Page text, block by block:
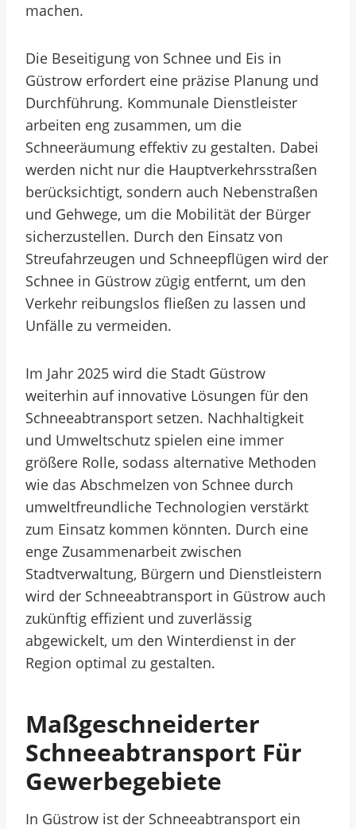
machen.
Die Beseitigung von Schnee und Eis in
Güstrow erfordert eine präzise Planung und
Durchführung. Kommunale Dienstleister
arbeiten eng zusammen, um die
Schneeräumung effektiv zu gestalten. Dabei
werden nicht nur die Hauptverkehrsstraßen
berücksichtigt, sondern auch Nebenstraßen
und Gehwege, um die Mobilität der Bürger
sicherzustellen. Durch den Einsatz von
Streufahrzeugen und Schneepflügen wird der
Schnee in Güstrow zügig entfernt, um den
Verkehr reibungslos fließen zu lassen und
Unfälle zu vermeiden.
Im Jahr 2025 wird die Stadt Güstrow
weiterhin auf innovative Lösungen für den
Schneeabtransport setzen. Nachhaltigkeit
und Umweltschutz spielen eine immer
größere Rolle, sodass alternative Methoden
wie das Abschmelzen von Schnee durch
umweltfreundliche Technologien verstärkt
zum Einsatz kommen könnten. Durch eine
enge Zusammenarbeit zwischen
Stadtverwaltung, Bürgern und Dienstleistern
wird der Schneeabtransport in Güstrow auch
zukünftig effizient und zuverlässig
abgewickelt, um den Winterdienst in der
Region optimal zu gestalten.
Maßgeschneiderter
Schneeabtransport Für
Gewerbegebiete
In Güstrow ist der Schneeabtransport ein